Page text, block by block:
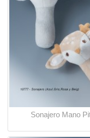
Sonajero Mano